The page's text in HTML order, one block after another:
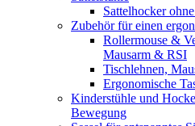
Sattelhocker
Zubehör für einen
Rollermouse &
Mausarm & RSI
Tischlehnen,
Ergonomische
Kinderstühle und
Bewegung